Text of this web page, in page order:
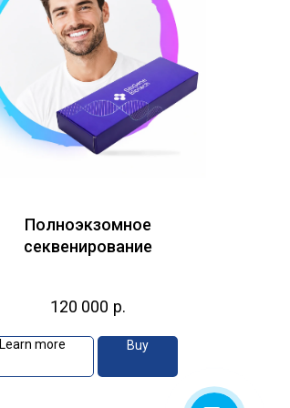
Полноэкзомное
секвенирование
120 000 р.
Learn more Buy